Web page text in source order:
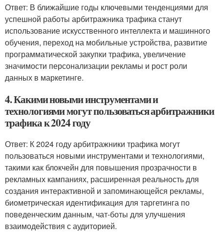
Ответ: В ближайшие годы ключевыми тенденциями для
успешной работы арбитражника трафика станут
использование искусственного интеллекта и машинного
обучения, переход на мобильные устройства, развитие
программатической закупки трафика, увеличение
значимости персонализации рекламы и рост роли
данных в маркетинге.
4. Какими новыми инструментами и
технологиями могут пользоваться арбитражники
трафика к 2024 году
Ответ: К 2024 году арбитражники трафика могут
пользоваться новыми инструментами и технологиями,
такими как блокчейн для повышения прозрачности в
рекламных кампаниях, расширенная реальность для
создания интерактивной и запоминающейся рекламы,
биометрическая идентификация для таргетинга по
поведенческим данным, чат-боты для улучшения
взаимодействия с аудиторией.